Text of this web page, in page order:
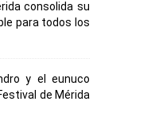
consolida su
para todos los
y el eunuco
de Mérida